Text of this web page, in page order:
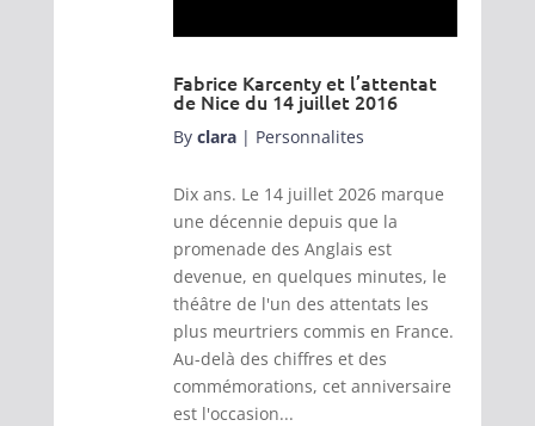
Fabrice Karcenty et l’attentat
de Nice du 14 juillet 2016
By clara| Personnalites
Dix ans. Le 14 juillet 2026 marque
une décennie depuis que la
promenade des Anglais est
devenue, en quelques minutes, le
théâtre de l'un des attentats les
plus meurtriers commis en France.
Au-delà des chiffres et des
commémorations, cet anniversaire
est l'occasion...